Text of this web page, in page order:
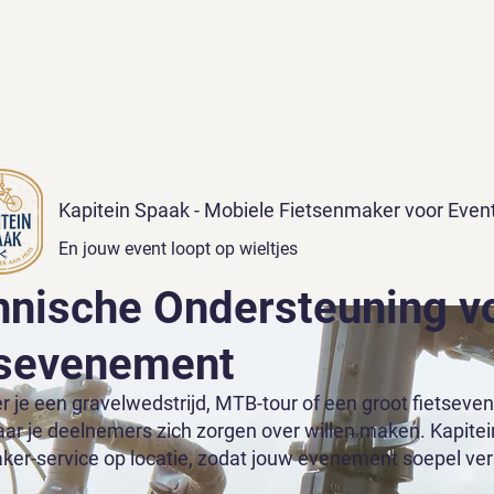
Kapitein Spaak - Mobiele Fietsenmaker voor
En jouw event loopt op wieltjes
Ondersteuning
je een gravelwedstrijd, MTB-tour of een groot
je deelnemers zich zorgen over willen maken.
service op locatie, zodat jouw evenement soepel